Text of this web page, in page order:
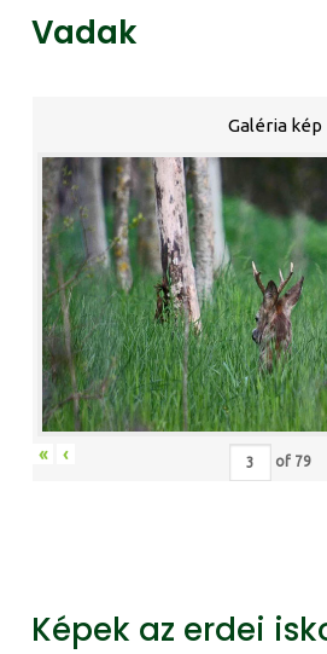
Vadak
Galéria kép
« ‹ of 79
Képek az erdei